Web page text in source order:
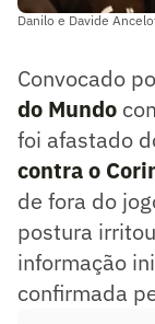
Danilo e Davide
Convocado
do Mundo
foi afastado
contra o
de fora do
postura
informação
confirmada